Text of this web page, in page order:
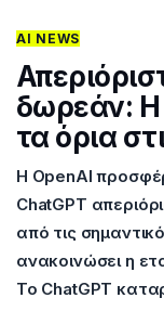
AI NEWS
δωρεάν: Η
τα όρια
Η OpenAI
ChatGPT
από τις
ανακοινώσει η
Το ChatGPT